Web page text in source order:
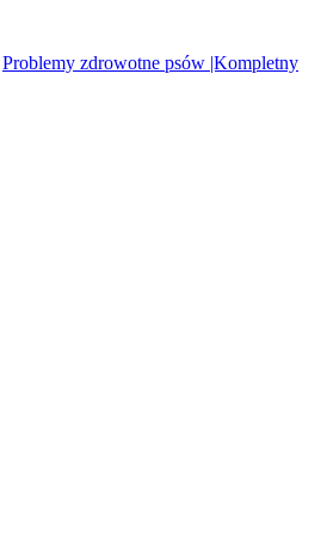
Problemy zdrowotne psów |Kompletny